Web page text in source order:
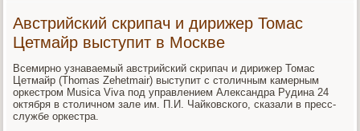
Австрийский скрипач и дирижер Томас
Цетмайр выступит в Москве
Всемирно узнаваемый австрийский скрипач и дирижер Томас
Цетмайр (Thomas Zehetmair) выступит с столичным камерным
оркестром Musica Viva под управлением Александра Рудина 24
октября в столичном зале им. П.И. Чайковского, сказали в пресс-
службе оркестра.